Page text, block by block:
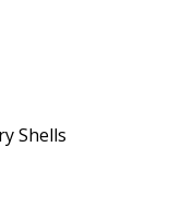
Shells